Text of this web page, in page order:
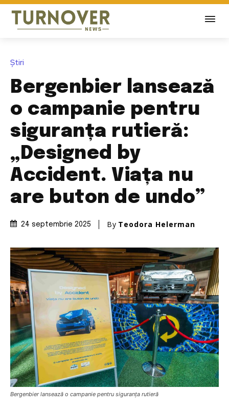
Știri
Bergenbier lansează
o campanie pentru
siguranța rutieră:
„Designed by
Accident. Viața nu
are buton de undo”
24 septembrie 2025 By Teodora Helerman
Bergenbier lansează o campanie pentru siguranța rutieră